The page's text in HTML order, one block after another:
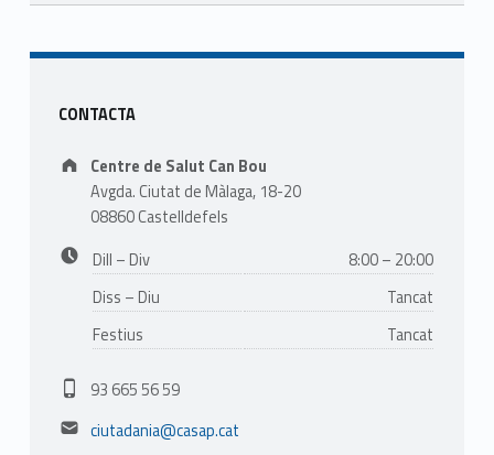
Skip back to main navigation
Sidebar
CONTACTA
Address:
Centre de Salut Can Bou
Avgda. Ciutat de Màlaga, 18-20
08860 Castelldefels
Business hours:
Dill – Div
8:00 – 20:00
Diss – Diu
Tancat
Festius
Tancat
Phone number:
93 665 56 59
Email address:
ciutadania@casap.cat